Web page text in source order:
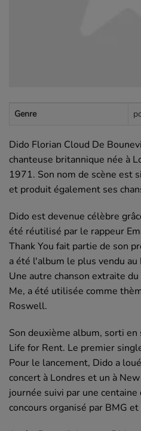
Genre
Dido Florian Cloud De
chanteuse britannique née à
1971. Son nom de scène est
et produit également ses
Dido est devenue célèbre
été réutilisé par le rappeur
Thank You fait partie de son
a été l'album le plus vendu
Une autre chanson extraite
Me, a été utilisée comme
Roswell.
Son deuxième album, sorti
Life for Rent. Le premier
Pour le lancement, Dido a
concert à Londres et un à
journée suivi par une centaine
concours organisé par BMG